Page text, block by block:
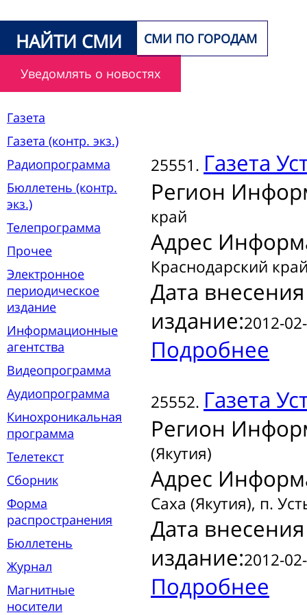
НАЙТИ СМИ СМИ ПО ГОРОДАМ
Уведомлять о новостях
Газета
Газета (контр. экз.)
Радиопрограмма
Бюллетень (контр.
экз.)
Телепрограмма
Прочее
Электронное
периодическое
издание
Информационные
агентства
Видеопрограмма
Аудиопрограмма
Кинохроникальная
программа
Телетекст
Сборник
Форма
распространения
Бюллетень
Журнал
Магнитные
носители
25551. Газета
Регион
край
Адрес
Краснодарский
Дата
издание:2012-
Подробнее
25552. Газета
Регион
(Якутия)
Адрес
Саха (Якутия), п.
Дата
издание:2012-
Подробнее